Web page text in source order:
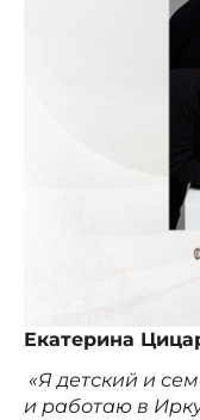
Екатерина
«Я детский и
и работаю в